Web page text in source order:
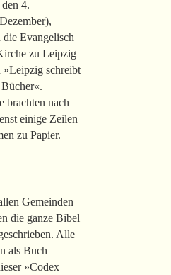
4.
die Evangelisch
zu Leipzig
schreibt
brachten nach
einige Zeilen
zu Papier.
Gemeinden
die ganze Bibel
Alle
als Buch
»Codex